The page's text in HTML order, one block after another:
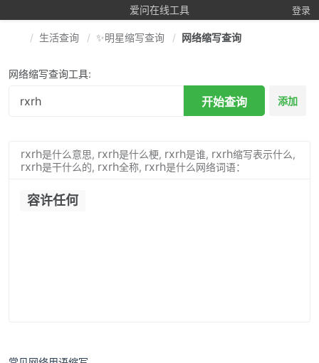
爱问在线工具 登录
生活查询 ✨明星缩写查询 网络缩写查询
网络缩写查询工具:
开始查询 添加
rxrh是什么意思, rxrh是什么梗, rxrh是谁, rxrh缩写表示什么,
rxrh是干什么的, rxrh全称, rxrh是什么网络词语：
容许任何